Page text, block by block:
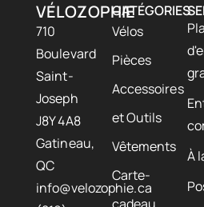
VÉLOZOPHIE
710
Boulevard
Saint-
Joseph
J8Y 4A8
Gatineau,
QC
info@velozophie.ca
CATÉGORIES
Vélos
Pièces
Accessoires
et Outils
Vêtements
Carte-
À